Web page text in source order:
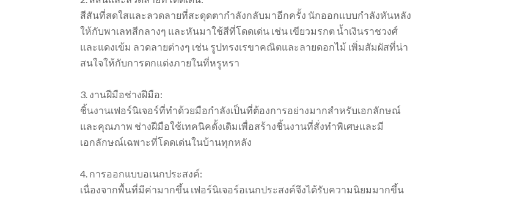
สีสันที่สดใสและลวดลายที่สะดุดตากำลังกลับมาอีกครั้ง นักออกแบบกำลังหันหลัง
ให้กับพาเลทสีกลางๆ และหันมาใช้สีที่โดดเด่น เช่น เขียวมรกต น้ำเงินราชวงศ์
และแดงเข้ม ลวดลายต่างๆ เช่น รูปทรงเรขาคณิตและลายดอกไม้ เพิ่มสัมผัสที่น่า
สนใจให้กับการตกแต่งภายในที่หรูหรา
3. งานฝีมือช่างฝีมือ:
ชิ้นงานเฟอร์นิเจอร์ที่ทำด้วยมือกำลังเป็นที่ต้องการอย่างมากสำหรับเอกลักษณ์
และคุณภาพ ช่างฝีมือใช้เทคนิคดั้งเดิมเพื่อสร้างชิ้นงานที่สั่งทำพิเศษและมี
เอกลักษณ์เฉพาะที่โดดเด่นในบ้านทุกหลัง
4. การออกแบบอเนกประสงค์:
เนื่องจากพื้นที่มีค่ามากขึ้น เฟอร์นิเจอร์อเนกประสงค์จึงได้รับความนิยมมากขึ้น